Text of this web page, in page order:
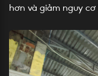
hơn và giảm nguy